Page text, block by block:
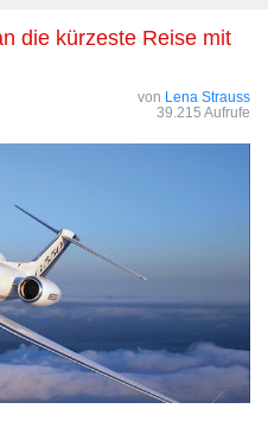
von Lena Strauss
39.215 Aufrufe